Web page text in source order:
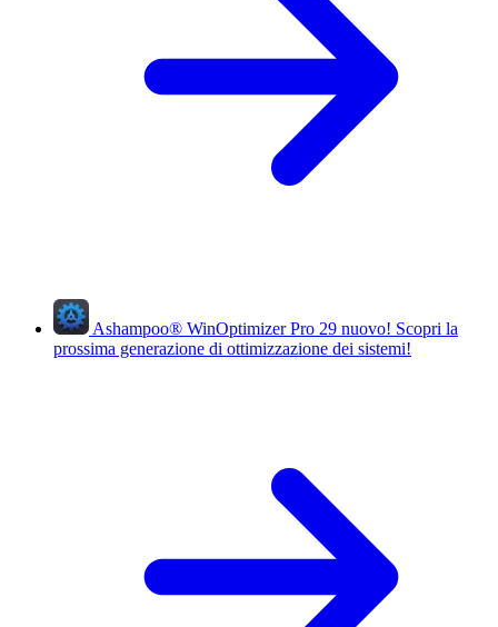
Ashampoo® WinOptimizer Pro 29 nuovo! Scopri la
prossima generazione di ottimizzazione dei sistemi!